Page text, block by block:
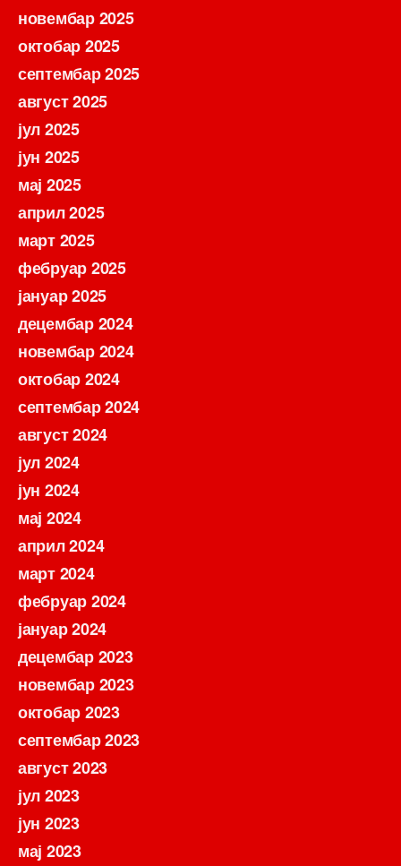
новембар 2025
октобар 2025
септембар 2025
август 2025
јул 2025
јун 2025
мај 2025
април 2025
март 2025
фебруар 2025
јануар 2025
децембар 2024
новембар 2024
октобар 2024
септембар 2024
август 2024
јул 2024
јун 2024
мај 2024
април 2024
март 2024
фебруар 2024
јануар 2024
децембар 2023
новембар 2023
октобар 2023
септембар 2023
август 2023
јул 2023
јун 2023
мај 2023